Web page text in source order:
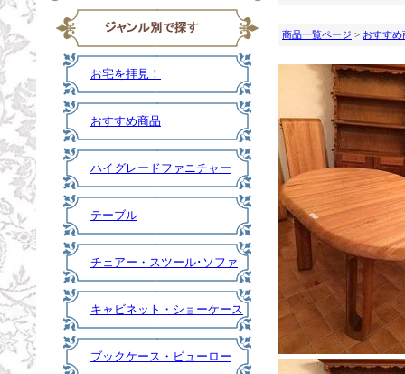
お宅を拝見！
おすすめ商品
ハイグレードファニチャー
テーブル
チェアー・スツール･ソファ
キャビネット・ショーケース
ブックケース・ビューロー
商品一覧ページ > おすすめ